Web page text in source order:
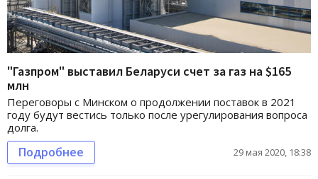
"Газпром" выставил Беларуси счет за газ на $165
млн
Переговоры с Минском о продолжении поставок в 2021
году будут вестись только после урегулирования вопроса
долга.
Подробнее 29 мая 2020, 18:38